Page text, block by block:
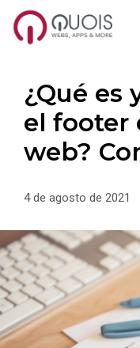
Saltar
contenido¿Qué es
el footer
web?
4 de agosto de 2021